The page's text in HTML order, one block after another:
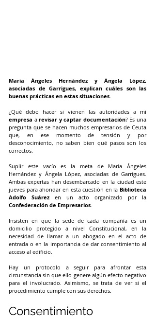
María Ángeles Hernández y Ángela López,
asociadas de Garrigues, explican cuáles son las
buenas prácticas en estas situaciones.
empresa a revisar y captar documentación? Es una
pregunta que se hacen muchos empresarios de Ceuta
que, en ese momento de tensión y por
desconocimiento, no saben bien qué pasos son los
correctos.
Suplir este vacío es la meta de María Ángeles
Hernández y Ángela López, asociadas de Garrigues.
Ambas expertas han desembarcado en la ciudad este
jueves para ahondar en esta cuestión en la Biblioteca
Adolfo Suárez
Confederación de Empresarios.
Insisten en que la sede de cada compañía es un
domicilio protegido a nivel Constitucional, en la
necesidad de llamar a un abogado en el acto de
entrada o en la importancia de dar consentimiento al
acceso al edificio.
Hay un protocolo a seguir para afrontar esta
circunstancia sin que ello genere algún efecto negativo
para el involucrado. Asimismo, se trata de ver si el
procedimiento cumple con sus derechos.
Consentimiento